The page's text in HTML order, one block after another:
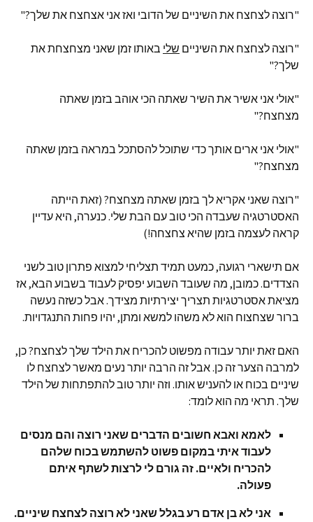
"רוצה לצחצח את השיניים של הדובי ואז אני אצחצח את שלך?"
"רוצה לצחצח את השיניים שלי באותו זמן שאני מצחצחת את
שלך?"
"אולי אני אשיר את השיר שאתה הכי אוהב בזמן שאתה
מצחצח?"
"אולי אני ארים אותך כדי שתוכל להסתכל במראה בזמן שאתה
מצחצח?"
"רוצה שאני אקריא לך בזמן שאתה מצחצח? (זאת הייתה
האסטרטגיה שעבדה הכי טוב עם הבת שלי. כנערה, היא עדיין
קראה לעצמה בזמן שהיא צחצחה!)
אם תישארי רגועה, כמעט תמיד תצליחי למצוא פתרון טוב לשני
הצדדים. כמובן, מה שעובד השבוע יפסיק לעבוד בשבוע הבא, אז
מציאת אסטרטגיות תצריך יצירתיות מצידך. אבל כשזה נעשה
ברור שצחצוח הוא לא משהו למשא ומתן, יהיו פחות התנגדויות.
האם זאת יותר עבודה מפשוט להכריח את הילד שלך לצחצח? כן,
למרבה הצער זה כן. אבל זה הרבה יותר נעים מאשר לצחצח לו
שיניים בכוח או להעניש אותו. וזה יותר טוב להתפתחות של הילד
שלך. תראי מה הוא לומד:
לאמא ואבא חשובים הדברים שאני רוצה והם מנסים
לעבוד איתי במקום פשוט להשתמש בכוח שלהם
להכריח ולאיים. זה גורם לי לרצות לשתף איתם
פעולה.
אני לא בן אדם רע בגלל שאני לא רוצה לצחצח שיניים.